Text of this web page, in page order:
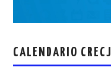
CALENDARIO CRECJ